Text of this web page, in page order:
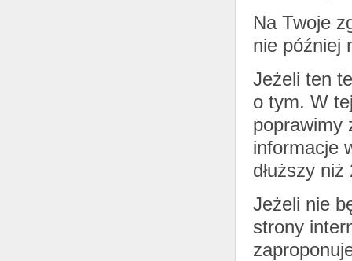
Na Twoje
nie później
Jeżeli ten
o tym. W
poprawimy
informacje
dłuższy
Jeżeli nie
strony